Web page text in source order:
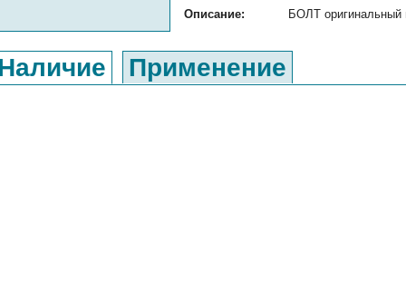
Описание: БОЛТ оригинальный
Применение